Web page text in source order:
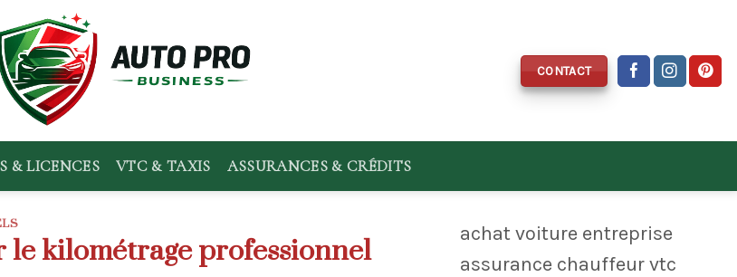
CONTACT
& LICENCES VTC & TAXIS ASSURANCES & CRÉDITS
kilométrage professionnel
achat voiture entreprise
assurance chauffeur vtc